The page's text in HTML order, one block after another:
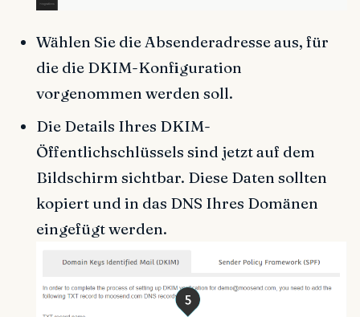
Wählen Sie die Absenderadresse aus, für
die die DKIM-Konfiguration
vorgenommen werden soll.
Die Details Ihres DKIM-
Öffentlichschlüssels sind jetzt auf dem
Bildschirm sichtbar. Diese Daten sollten
kopiert und in das DNS Ihres Domänen
eingefügt werden.